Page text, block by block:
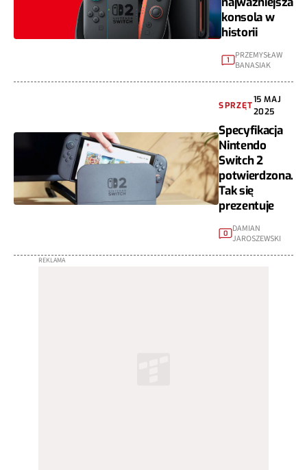
konsola w
historii
1
PRZEMYSŁAW
BANASIAK
SPRZĘT
15 MAJ
2025
Specyfikacja
Nintendo
Switch 2
potwierdzona.
Tak się
prezentuje
0
DAMIAN
JAROSZEWSKI